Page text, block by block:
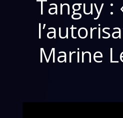
Tanguy :
Marine